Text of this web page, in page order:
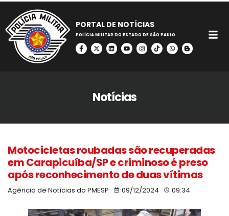
PORTAL DE NOTÍCIAS
POLÍCIA MILITAR DO ESTADO DE SÃO PAULO
Notícias
Motocicletas roubadas são recuperadas
em Carapicuíba/SP e criminoso é preso
após reconhecimento de duas vítimas
Agência de Notícias da PMESP 09/12/2024 09:34